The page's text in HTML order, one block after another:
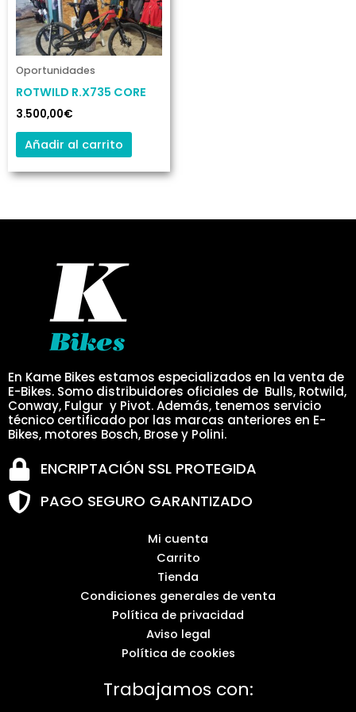
Oportunidades
ROTWILD R.X735 CORE
3.500,00€
Añadir al carrito
En Kame Bikes estamos especializados en la venta de
E-Bikes. Somo distribuidores oficiales de Bulls, Rotwild,
Conway, Fulgur y Pivot. Además, tenemos servicio
técnico certificado por las marcas anteriores en E-
Bikes, motores Bosch, Brose y Polini.
ENCRIPTACIÓN SSL PROTEGIDA
PAGO SEGURO GARANTIZADO
Mi cuenta
Carrito
Tienda
Condiciones generales de venta
Política de privacidad
Aviso legal
Política de cookies
Trabajamos con: